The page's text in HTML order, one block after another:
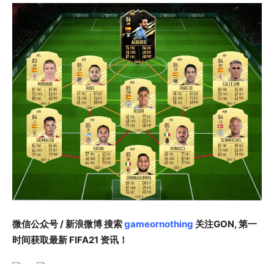
微信公众号 / 新浪微博 搜索gameornothing 关注GON, 第一
时间获取最新 FIFA21 资讯！